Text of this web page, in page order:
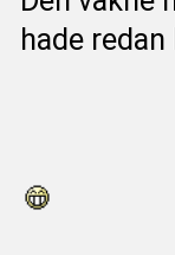
hade redan